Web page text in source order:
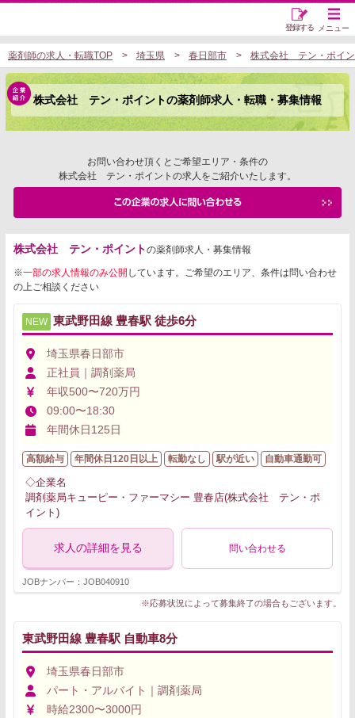
メニュー
登録する
薬剤師の求人・転職TOP 埼玉県 春日部市 株式会社 テン・ポイ
株式会社 テン・ポイントの薬剤師求人・転職・募集情報
お問い合わせ頂くとご希望エリア・条件の
株式会社 テン・ポイントの求人をご紹介いたします。
株式会社 テン・ポイントの薬剤師求人・募集情報
※一部の求人情報のみ公開 しています。ご希望のエリア、条件は問い合わせ
の上ご相談ください
NEW 東武野田線 豊春駅 徒歩6分
埼玉県春日部市
正社員｜調剤薬局
年収500〜720万円
09:00〜18:30
年間休日125日
高額給与 年間休日120日以上 転勤なし 駅が近い 自動車通勤可
◇企業名
調剤薬局キューピー・ファーマシー 豊春店(株式会社 テン・ポ
イント)
求人の詳細を見る 問い合わせる
JOBナンバー：JOB040910
※応募状況によって募集終了の場合もございます。
東武野田線 豊春駅 自動車8分
埼玉県春日部市
パート・アルバイト｜調剤薬局
時給2300〜3000円